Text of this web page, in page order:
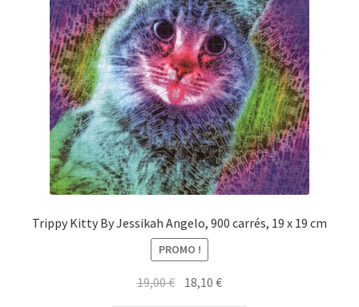
Trippy Kitty By Jessikah Angelo, 900 carrés, 19 x 19 cm
PROMO !
19,00€ Le18,10€Le